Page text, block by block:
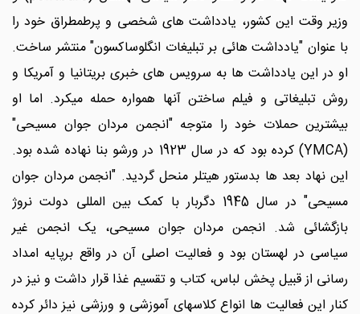
وزیر وقت این کشور، یادداشت های شخصی و پرطمطراق خود را
با عنوان "یادداشت هائی بر تبلیغات انگلوساکسون" منتشر ساخت.
او در این یادداشت ها به سرویس های خبری بریتانیا و آمریکا و
روش تبلیغاتی و فیلم ساختن آنها همواره حمله میکرد. اما او
بیشترین حملات خود را متوجه "انجمن مردان جوان مسیحی"
(YMCA) کرده بود که در سال 1923 در ورشو بنا نهاده شده بود.
این نهاد بعد ها بدستور هیتلر منحل گردید. "انجمن مردان جوان
مسیحی" در سال 1945 دگربار با کمک بین المللی دولت نروژ
بازگشائی شد. انجمن مردان جوان مسیحی، یک انجمن غیر
سیاسی در لهستان بود و فعالیت اصلی آن در واقع برپایه امداد
رسانی از قبیل پخش لباس، کتاب و تقسیم غذا قرار داشت و نیز در
کنار این فعالیت ها انواع کلاسهای آموزشی و ورزشی نیز دائر کرده